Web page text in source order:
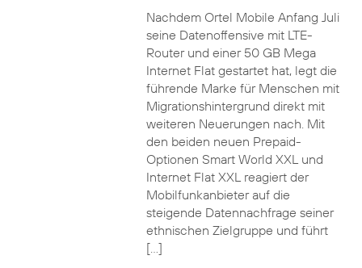
Nachdem Ortel Mobile Anfang Juli
seine Datenoffensive mit LTE-
Router und einer 50 GB Mega
Internet Flat gestartet hat, legt die
führende Marke für Menschen mit
Migrationshintergrund direkt mit
weiteren Neuerungen nach. Mit
den beiden neuen Prepaid-
Optionen Smart World XXL und
Internet Flat XXL reagiert der
Mobilfunkanbieter auf die
steigende Datennachfrage seiner
ethnischen Zielgruppe und führt
[…]